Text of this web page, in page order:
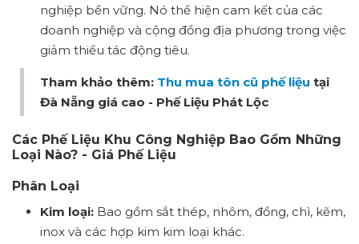
nghiệp bền vững. Nó thể hiện cam kết của các
doanh nghiệp và cộng đồng địa phương trong việc
giảm thiểu tác động tiêu.
Tham khảo thêm: Thu mua tôn cũ phế liệu tại
Đà Nẵng giá cao - Phế Liệu Phát Lộc
Các Phế Liệu Khu Công Nghiệp Bao Gồm Những
Loại Nào? - Giá Phế Liệu
Phân Loại
Kim loại: Bao gồm sắt thép, nhôm, đồng, chì, kẽm,
inox và các hợp kim kim loại khác.